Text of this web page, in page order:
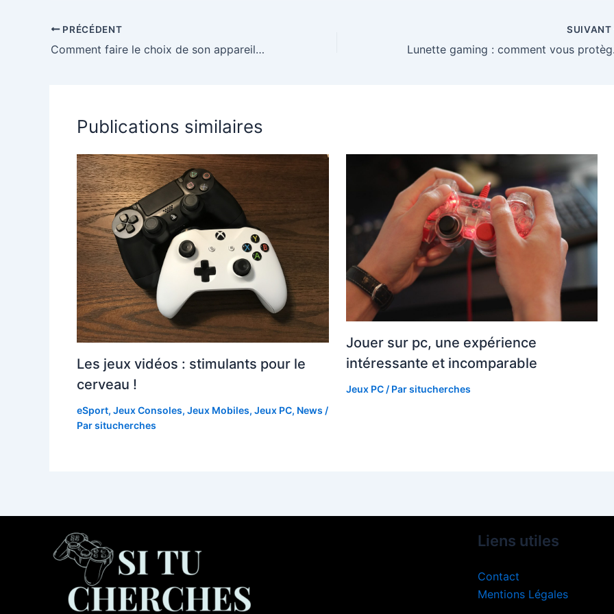
les casinos en
ligne
PRÉCÉDENT
Comment faire le choix de son appareil de modélisme ?
SUIVANT
Publications similaires
Les jeux vidéos : stimulants pour le
cerveau !
eSport, Jeux Consoles, Jeux Mobiles, Jeux PC, News /
Parsitucherches
Jouer sur pc, une expérience
intéressante et incomparable
Jeux PC/ Parsitucherches
Liens utiles
Contact
Mentions Légales